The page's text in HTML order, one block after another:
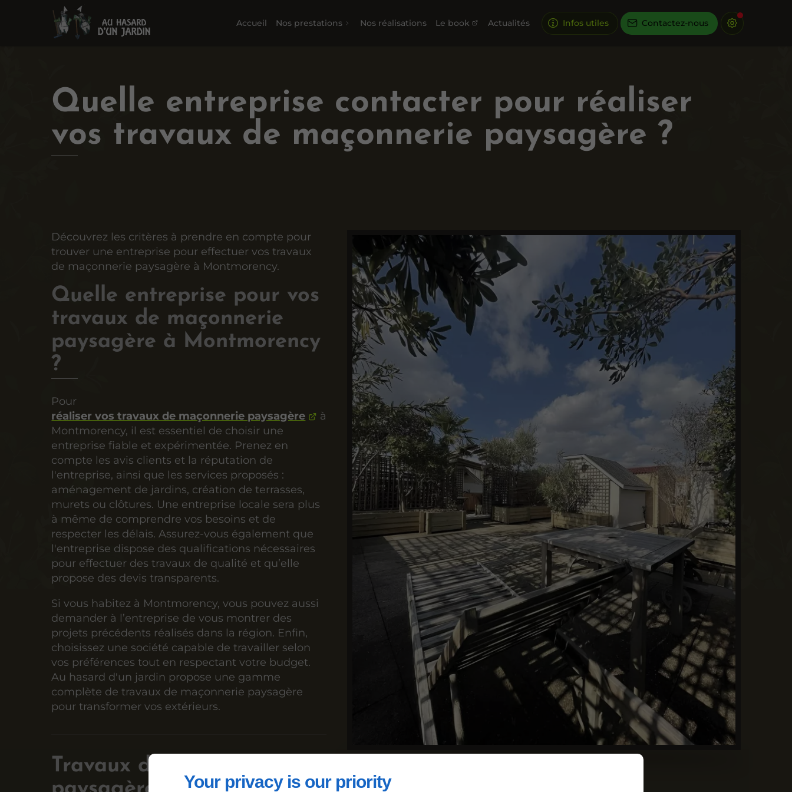
Your privacy is our priority
Accueil Nos prestations Nos réalisations Le book Actualités Infos utiles Contactez-nous
Quelle entreprise contacter pour réaliser
vos travaux de maçonnerie paysagère ?
Découvrez les critères à prendre en compte pour
trouver une entreprise pour effectuer vos travaux
de maçonnerie paysagère à Montmorency.
Quelle entreprise pour vos
travaux de maçonnerie
paysagère à Montmorency
?
Pour
réaliser vos travaux de maçonnerie paysagère
à
Montmorency, il est essentiel de choisir une
entreprise fiable et expérimentée. Prenez en
compte les avis clients et la réputation de
l'entreprise, ainsi que les services proposés :
aménagement de jardins, création de terrasses,
murets ou clôtures. Une entreprise locale sera plus
à même de comprendre vos besoins et de
respecter les délais. Assurez-vous également que
l'entreprise dispose des qualifications nécessaires
pour effectuer des travaux de qualité et qu’elle
propose des devis transparents.
Si vous habitez à Montmorency, vous pouvez aussi
demander à l’entreprise de vous montrer des
projets précédents réalisés dans la région. Enfin,
choisissez une société capable de travailler selon
vos préférences tout en respectant votre budget.
Au hasard d'un jardin propose une gamme
complète de travaux de maçonnerie paysagère
pour transformer vos extérieurs.
Travaux de maçonnerie